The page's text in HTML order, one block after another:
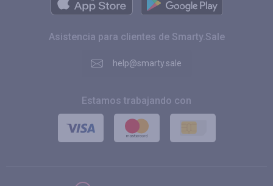
Asistencia para clientes de Smarty.Sale
help@smarty.sale
Estamos trabajando con